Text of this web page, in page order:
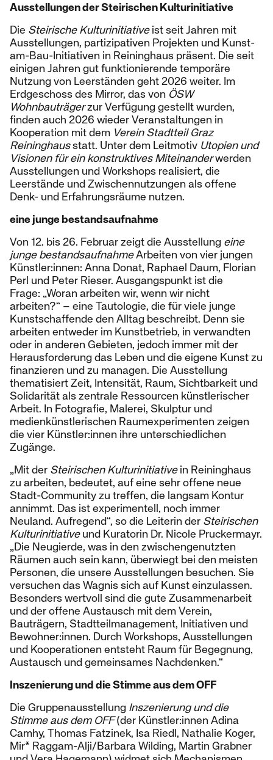
Ausstellungen der Steirischen Kulturinitiative
Die Steirische Kulturinitiativeist seit Jahren mit
Ausstellungen, partizipativen Projekten und Kunst-
am-Bau-Initiativen in Reininghaus präsent. Die seit
einigen Jahren gut funktionierende temporäre
Nutzung von Leerständen geht 2026 weiter. Im
Erdgeschoss des Mirror, das von ÖSW
Wohnbauträgerzur Verfügung gestellt wurden,
finden auch 2026 wieder Veranstaltungen in
Kooperation mit dem Verein Stadtteil Graz
Reininghausstatt. Unter dem Leitmotiv Utopien und
Visionen für ein konstruktives Miteinanderwerden
Ausstellungen und Workshops realisiert, die
Leerstände und Zwischennutzungen als offene
Denk- und Erfahrungsräume nutzen.
eine junge bestandsaufnahme
Von 12. bis 26. Februar zeigt die Ausstellung eine
junge bestandsaufnahmeArbeiten von vier jungen
Künstler:innen: Anna Donat, Raphael Daum, Florian
Perl und Peter Rieser. Ausgangspunkt ist die
Frage: „Woran arbeiten wir, wenn wir nicht
arbeiten?“ – eine Tautologie, die für viele junge
Kunstschaffende den Alltag beschreibt. Denn sie
arbeiten entweder im Kunstbetrieb, in verwandten
oder in anderen Gebieten, jedoch immer mit der
Herausforderung das Leben und die eigene Kunst zu
finanzieren und zu managen. Die Ausstellung
thematisiert Zeit, Intensität, Raum, Sichtbarkeit und
Solidarität als zentrale Ressourcen künstlerischer
Arbeit. In Fotografie, Malerei, Skulptur und
medienkünstlerischen Raumexperimenten zeigen
die vier Künstler:innen ihre unterschiedlichen
Zugänge.
„Mit der Steirischen Kulturinitiativein Reininghaus
zu arbeiten, bedeutet, auf eine sehr offene neue
Stadt-Community zu treffen, die langsam Kontur
annimmt. Das ist experimentell, noch immer
Neuland. Aufregend“, so die Leiterin der Steirischen
Kulturinitiativeund Kuratorin Dr. Nicole Pruckermayr.
„Die Neugierde, was in den zwischengenutzten
Räumen auch sein kann, überwiegt bei den meisten
Personen, die unsere Ausstellungen besuchen. Sie
versuchen das Wagnis sich auf Kunst einzulassen.
Besonders wertvoll sind die gute Zusammenarbeit
und der offene Austausch mit dem Verein,
Bauträgern, Stadtteilmanagement, Initiativen und
Bewohner:innen. Durch Workshops, Ausstellungen
und Kooperationen entsteht Raum für Begegnung,
Austausch und gemeinsames Nachdenken.“
Inszenierung und die Stimme aus dem OFF
Die Gruppenausstellung Inszenierung und die
Stimme aus dem OFF(der Künstler:innen Adina
Camhy, Thomas Fatzinek, Isa Riedl, Nathalie Koger,
Mir* Raggam-Alji/Barbara Wilding, Martin Grabner